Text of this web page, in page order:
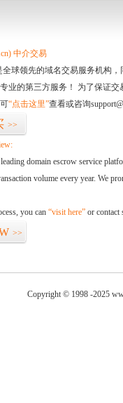
中介交易
全球领先的域名交易服务机构
业的第三方服务！ 为了保证
“点击这里”查看或咨询
>>
domain escrow service
volume every year. We
you can “visit here” or contact
>>
Copyright © 1998 -2025